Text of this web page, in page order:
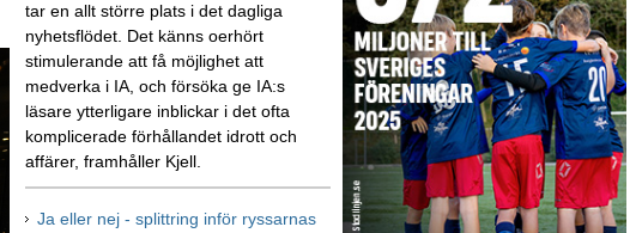
tar en allt större plats i det dagliga
nyhetsflödet. Det känns oerhört
stimulerande att få möjlighet att
medverka i IA, och försöka ge IA:s
läsare ytterligare inblickar i det ofta
komplicerade förhållandet idrott och
affärer, framhåller Kjell.
Ja eller nej - splittring inför ryssarnas